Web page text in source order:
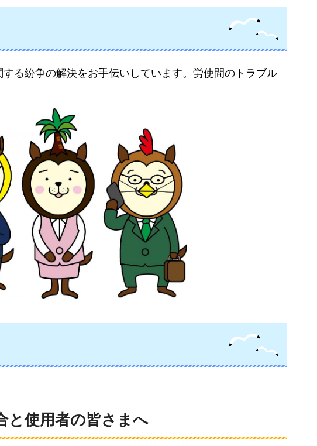
る紛争の解決をお手伝いしています。労使間のトラブル
と使用者の皆さまへ